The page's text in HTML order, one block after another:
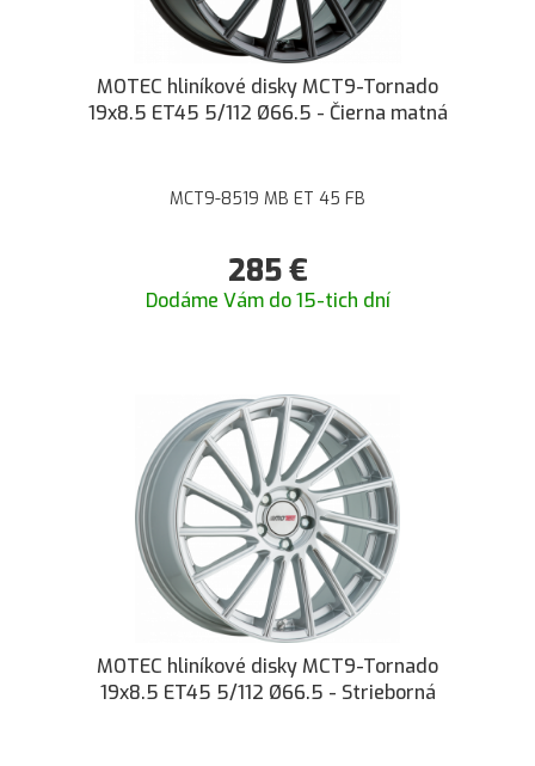
MOTEC hliníkové disky MCT9-Tornado
19x8.5 ET45 5/112 Ø66.5 - Čierna matná
MCT9-8519 MB ET 45 FB
285€
Dodáme Vám do 15-tich dní
MOTEC hliníkové disky MCT9-Tornado
19x8.5 ET45 5/112 Ø66.5 - Strieborná